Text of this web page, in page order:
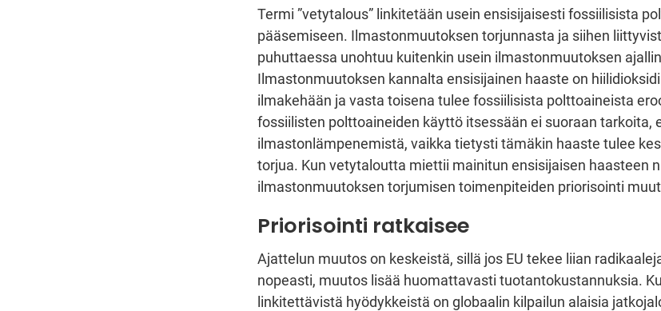
Termi ”vetytalous” linkitetään usein ensisijaisesti fossiilisista
pääsemiseen. Ilmastonmuutoksen torjunnasta ja siihen
puhuttaessa unohtuu kuitenkin usein ilmastonmuutoksen
Ilmastonmuutoksen kannalta ensisijainen haaste on
ilmakehään ja vasta toisena tulee fossiilisista polttoaineista
fossiilisten polttoaineiden käyttö itsessään ei suoraan tarkoita,
ilmastonlämpenemistä, vaikka tietysti tämäkin haaste tulee
torjua. Kun vetytaloutta miettii mainitun ensisijaisen haasteen
ilmastonmuutoksen torjumisen toimenpiteiden priorisointi
Priorisointi ratkaisee
Ajattelun muutos on keskeistä, sillä jos EU tekee liian
nopeasti, muutos lisää huomattavasti tuotantokustannuksia.
linkitettävistä hyödykkeistä on globaalin kilpailun alaisia